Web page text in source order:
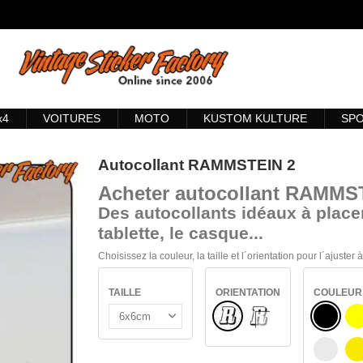
VOITURES MOTO KUSTOM KULTURE
Autocollant RAMMSTEIN 2
Acheter autocollant
Des autocollants idéaux à
tablette, le casque...
Choisissez la couleur, la taille et l´orientation pour l´ajuster
TAILLE
ORIENTATION
NormalVERRE INTÉRIEUR
COULEUR
NOIR
BLANC